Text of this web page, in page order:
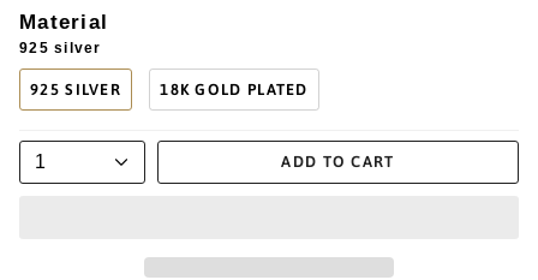
Material
925 silver
925 SILVER 18K GOLD PLATED
1 ADD TO CART